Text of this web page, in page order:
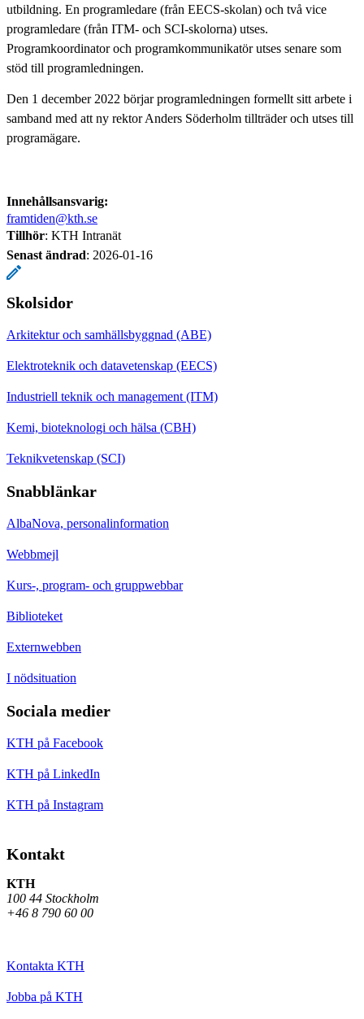
utbildning. En programledare (från EECS-skolan) och två vice
programledare (från ITM- och SCI-skolorna) utses.
Programkoordinator och programkommunikatör utses senare som
stöd till programledningen.
Den 1 december 2022 börjar programledningen formellt sitt arbete i
samband med att ny rektor Anders Söderholm tillträder och utses till
programägare.
Innehållsansvarig:
framtiden@kth.se
Tillhör: KTH Intranät
Senast ändrad: 2026-01-16
Skolsidor
Arkitektur och samhällsbyggnad (ABE)
Elektroteknik och datavetenskap (EECS)
Industriell teknik och management (ITM)
Kemi, bioteknologi och hälsa (CBH)
Teknikvetenskap (SCI)
Snabblänkar
AlbaNova, personalinformation
Webbmejl
Kurs-, program- och gruppwebbar
Biblioteket
Externwebben
I nödsituation
Sociala medier
KTH på Facebook
KTH på LinkedIn
KTH på Instagram
Kontakt
KTH
100 44 Stockholm
+46 8 790 60 00
Kontakta KTH
Jobba på KTH